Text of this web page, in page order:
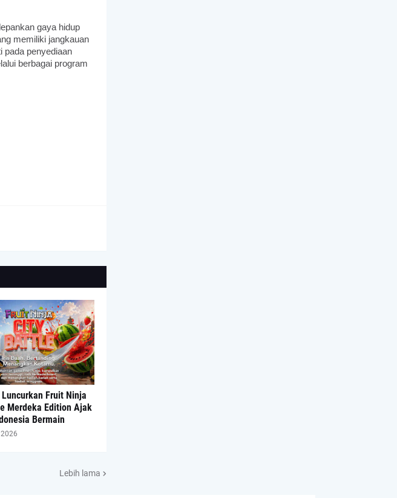
gaya hidup
memiliki jangkauan
pada penyediaan
berbagai program
Luncurkan Fruit Ninja
Merdeka Edition Ajak
Bermain
Lebih lama